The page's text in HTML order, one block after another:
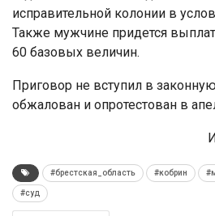
исправительной колонии в
Также мужчине придется
60 базовых величин.
Приговор не вступил в
обжалован и опротестован в
#брестская_область #кобрин
#суд